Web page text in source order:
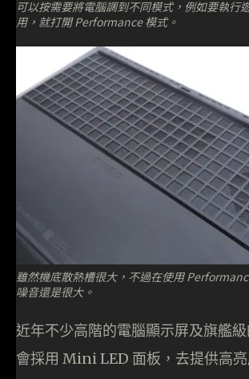
可以按需要將電腦調到不同模式，例如要執行
用，就打開 Performance 模式。
雖然機底散熱槽很大，不過在使用
噪音還是很大。
近年不少高階的電腦顯示屏及旗艦
會採用 Mini LED 面板，去提供高